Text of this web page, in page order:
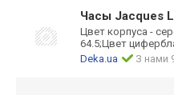
Часы Jacques
Цвет корпуса -
64.5;Цвет
Deka.ua
З нами